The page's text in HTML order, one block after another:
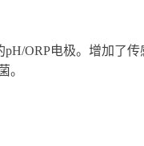
ORP电极。增加了
。
CCS51/